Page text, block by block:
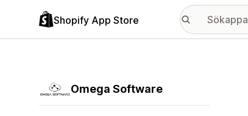
Shopify App Store
Omega Software